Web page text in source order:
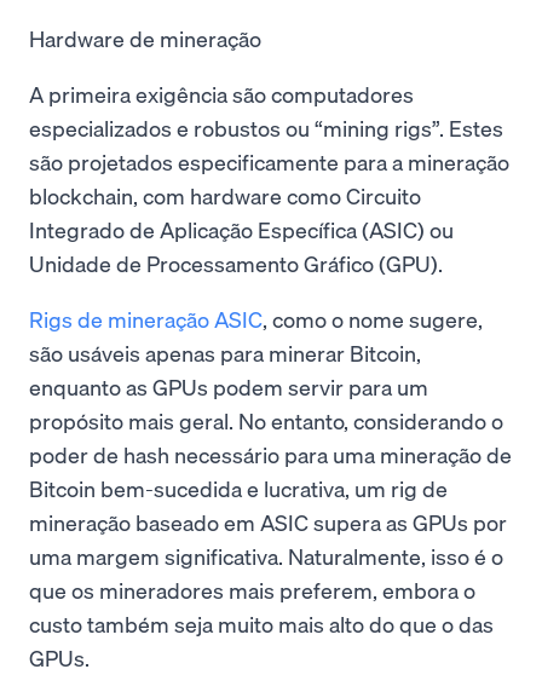
Hardware de mineração
A primeira exigência são computadores
especializados e robustos ou “mining rigs”. Estes
são projetados especificamente para a mineração
blockchain, com hardware como Circuito
Integrado de Aplicação Específica (ASIC) ou
Unidade de Processamento Gráfico (GPU).
Rigs de mineração ASIC, como o nome sugere,
são usáveis apenas para minerar Bitcoin,
enquanto as GPUs podem servir para um
propósito mais geral. No entanto, considerando o
poder de hash necessário para uma mineração de
Bitcoin bem-sucedida e lucrativa, um rig de
mineração baseado em ASIC supera as GPUs por
uma margem significativa. Naturalmente, isso é o
que os mineradores mais preferem, embora o
custo também seja muito mais alto do que o das
GPUs.